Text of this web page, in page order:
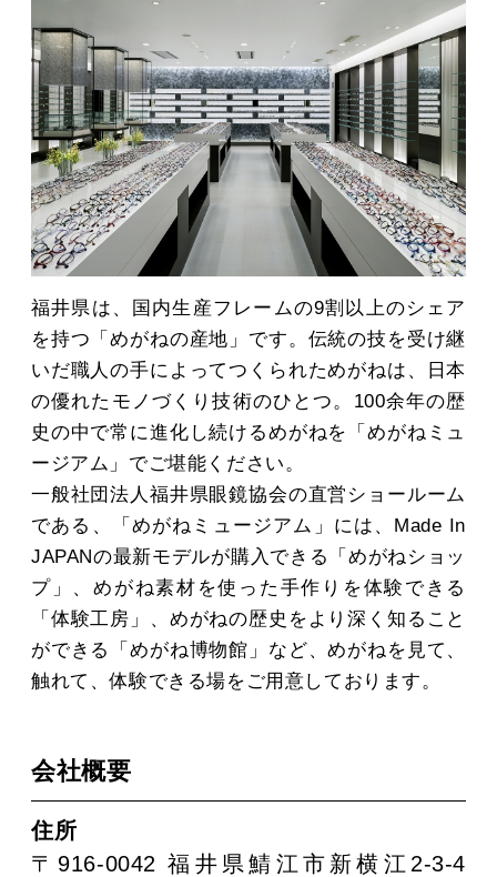
福井県は、国内生産フレームの9割以上のシェア
を持つ「めがねの産地」です。伝統の技を受け継
いだ職人の手によってつくられためがねは、日本
の優れたモノづくり技術のひとつ。100余年の歴
史の中で常に進化し続けるめがねを「めがねミュ
ージアム」でご堪能ください。
一般社団法人福井県眼鏡協会の直営ショールーム
である、「めがねミュージアム」には、Made In
JAPANの最新モデルが購入できる「めがねショッ
プ」、めがね素材を使った手作りを体験できる
「体験工房」、めがねの歴史をより深く知ること
ができる「めがね博物館」など、めがねを見て、
触れて、体験できる場をご用意しております。
会社概要
住所
〒916-0042 福井県鯖江市新横江2-3-4